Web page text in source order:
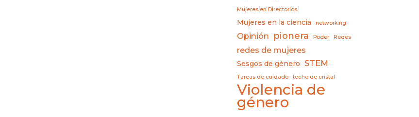
Mujeres en Directorios
Mujeres en la ciencia networking
Opinión pionera Poder Redes
redes de mujeres
Sesgos de género STEM
Tareas de cuidado techo de cristal
Violencia de
género